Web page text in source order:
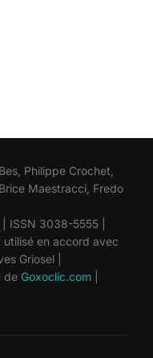
Philippe Crochet,
Maestracci, Fredo
ISSN 3038-5555 |
en accord avec
Griosel |
de Goxoclic.com